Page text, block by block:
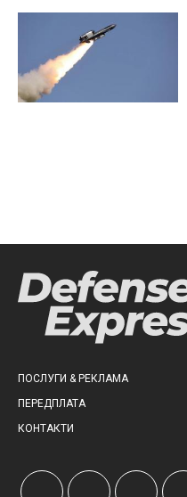
ПОСЛУГИ & РЕКЛАМА
ПЕРЕДПЛАТА
КОНТАКТИ